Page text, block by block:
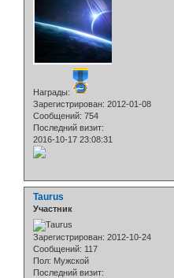
Награды:
Зарегистрирован: 2012-01-08
Сообщений: 754
Последний визит:
2016-10-17 23:08:31
Taurus
Участник
Зарегистрирован: 2012-10-24
Сообщений: 117
Пол: Мужской
Последний визит: